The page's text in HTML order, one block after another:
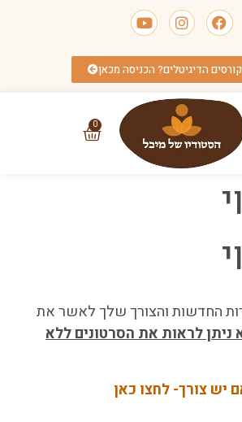
הדיגיטלים? הכניסה מכאן
0
החדשות והצורך שלך לאשר את
ניתן לראות את הסרטונים ללא
יש צורך- לחצו כאן